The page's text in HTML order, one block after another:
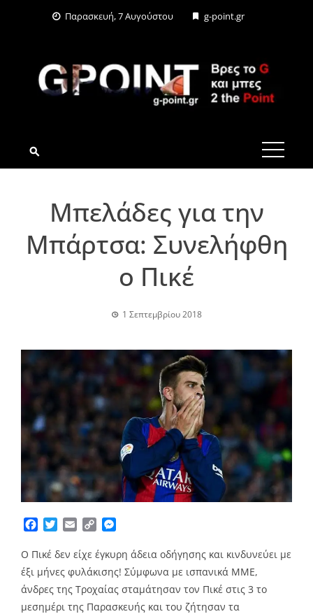
Παρασκευή, 7 Αυγούστου g-point.gr
G-POINT.GR
Μπελάδες για την
Μπάρτσα: Συνελήφθη
ο Πικέ
1 Σεπτεμβρίου 2018
Facebook
TwitterEmailCopy
Ο Πικέ δεν είχε έγκυρη άδεια οδήγησης και κινδυνεύει με
έξι μήνες φυλάκισης! Σύμφωνα με ισπανικά ΜΜΕ,
άνδρες της Τροχαίας σταμάτησαν τον Πικέ στις 3 το
μεσημέρι της Παρασκευής και του ζήτησαν τα